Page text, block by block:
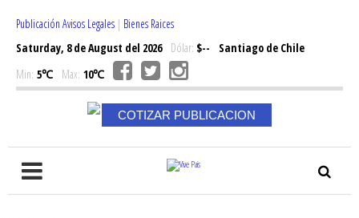
Publicación Avisos Legales | Bienes Raices
Saturday, 8 de August del 2026Dólar: $--
Santiago de Chile
Min: 5℃ Max: 10℃
COTIZAR PUBLICACION